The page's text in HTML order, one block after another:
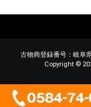
古物商登録番号：岐
Copyright ©